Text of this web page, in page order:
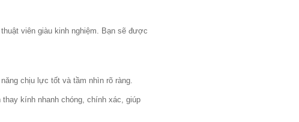
viên giàu kinh nghiệm. Bạn sẽ được
chịu lực tốt và tầm nhìn rõ ràng.
kính nhanh chóng, chính xác, giúp